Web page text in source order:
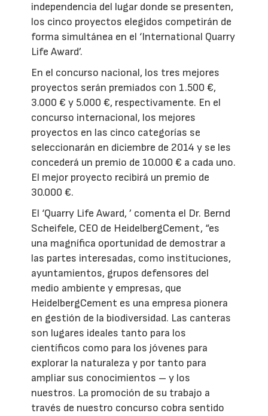
independencia del lugar donde se presenten,
los cinco proyectos elegidos competirán de
forma simultánea en el ‘International Quarry
Life Award’.
En el concurso nacional, los tres mejores
proyectos serán premiados con 1.500 €,
3.000 € y 5.000 €, respectivamente. En el
concurso internacional, los mejores
proyectos en las cinco categorías se
seleccionarán en diciembre de 2014 y se les
concederá un premio de 10.000 € a cada uno.
El mejor proyecto recibirá un premio de
30.000 €.
El ‘Quarry Life Award, ’ comenta el Dr. Bernd
Scheifele, CEO de HeidelbergCement, “es
una magnífica oportunidad de demostrar a
las partes interesadas, como instituciones,
ayuntamientos, grupos defensores del
medio ambiente y empresas, que
HeidelbergCement es una empresa pionera
en gestión de la biodiversidad. Las canteras
son lugares ideales tanto para los
científicos como para los jóvenes para
explorar la naturaleza y por tanto para
ampliar sus conocimientos – y los
nuestros. La promoción de su trabajo a
través de nuestro concurso cobra sentido